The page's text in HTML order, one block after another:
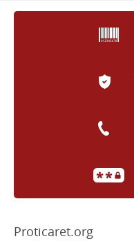
Proticaret.org